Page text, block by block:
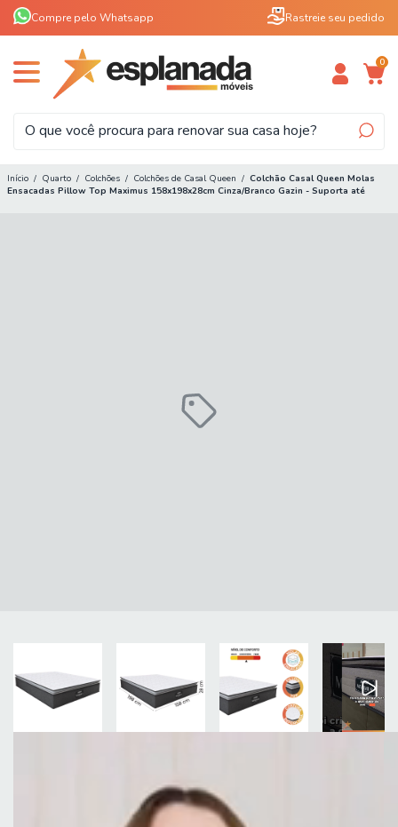
Compre pelo Whatsapp Rastreie seu pedido
0
Início / Quarto / Colchões / Colchões de Casal Queen / Colchão Casal Queen Molas
Ensacadas Pillow Top Maximus 158x198x28cm Cinza/Branco Gazin - Suporta até